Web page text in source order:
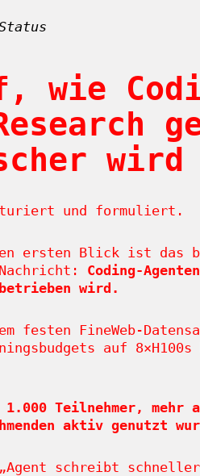
wie
wird
und formuliert.
ersten Blick ist das
Coding-
wird.
FineWeb-
auf
1.000 Teilnehmer, mehr
aktiv genutzt
schreibt